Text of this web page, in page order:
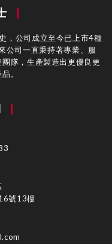
，公司成立至今已上市4種
公司一直秉持著專業、服
隊，生產製造出更優良更
。
號13樓